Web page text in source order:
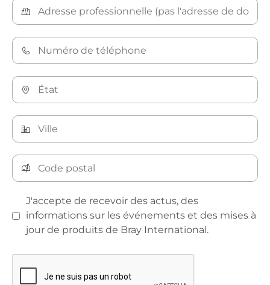
J'accepte de recevoir des actus, des
informations sur les événements et des mises à
jour de produits de Bray International.